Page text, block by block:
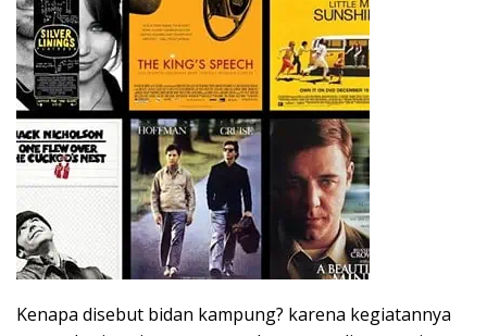
Kenapa disebut bidan kampung? karena kegiatannya